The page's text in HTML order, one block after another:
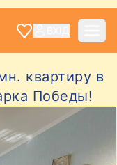
квартиру в
Победы!